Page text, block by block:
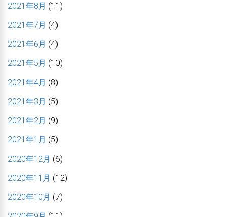
2021年8月 (11)
2021年7月 (4)
2021年6月 (4)
2021年5月 (10)
2021年4月 (8)
2021年3月 (5)
2021年2月 (9)
2021年1月 (5)
2020年12月 (6)
2020年11月 (12)
2020年10月 (7)